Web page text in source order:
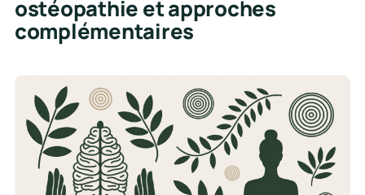
ostéopathie et approches
complémentaires